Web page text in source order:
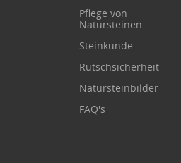
Pflege von
Natursteinen
Steinkunde
Rutschsicherheit
Natursteinbilder
FAQ's